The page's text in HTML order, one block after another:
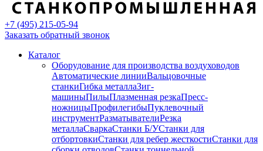
+7 (495) 215-05-94
Заказать обратный звонок
Каталог
Оборудование для производства воздуховодов
Автоматические линииВальцовочные
станкиГибка металлаЗиг-
машиныПилыПлазменная резкаПресс-
ножницыПрофилегибыПуклевочный
инструментРазматывателиРезка
металлаСваркаСтанки Б/УСтанки для
отбортовкиСтанки для ребер жесткостиСтанки для